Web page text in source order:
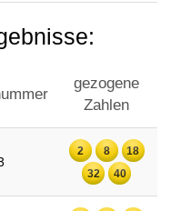
gezogene
Zahlen
2 8
18
32
40